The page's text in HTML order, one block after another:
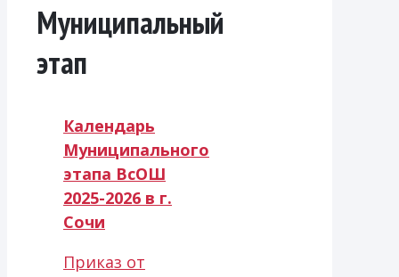
Муниципальный
этап
Календарь
Муниципального
этапа ВсОШ
2025-2026 в г.
Сочи
Приказ от